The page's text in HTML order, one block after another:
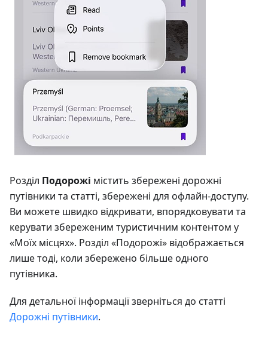
Розділ Подорожі містить збережені дорожні
путівники та статті, збережені для офлайн-доступу.
Ви можете швидко відкривати, впорядковувати та
керувати збереженим туристичним контентом у
«Моїх місцях». Розділ «Подорожі» відображається
лише тоді, коли збережено більше одного
путівника.
Для детальної інформації зверніться до статті
Дорожні путівники.